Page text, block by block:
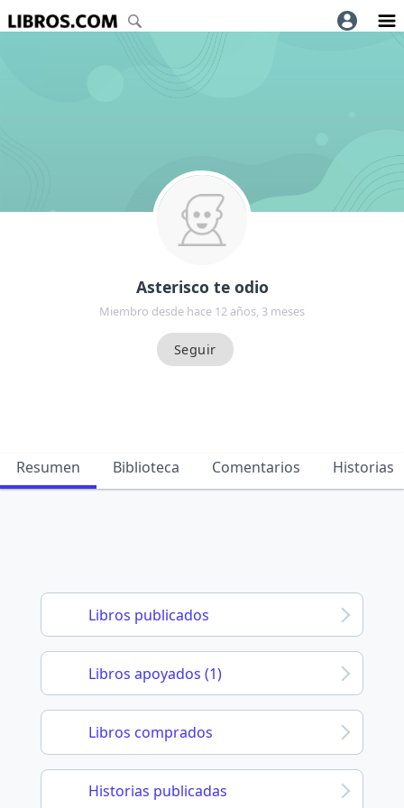
Asterisco te odio
Miembro desde hace 12 años, 3 meses
Resumen Biblioteca Comentarios Historias
Libros publicados
Libros apoyados (1)
Libros comprados
Historias publicadas